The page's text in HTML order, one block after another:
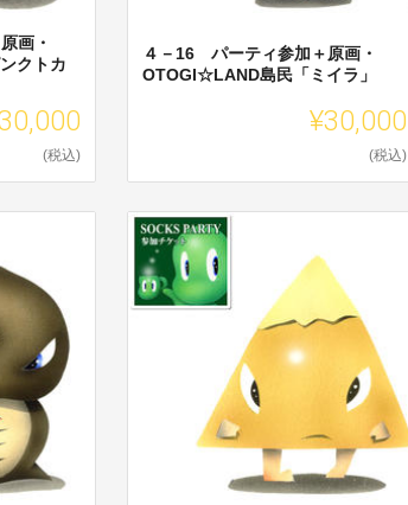
画・
クトカ
(税込)
４－16 パーティ参加＋原画・
OTOGI☆LAND島民「ミイラ」
¥30,000
(税込)